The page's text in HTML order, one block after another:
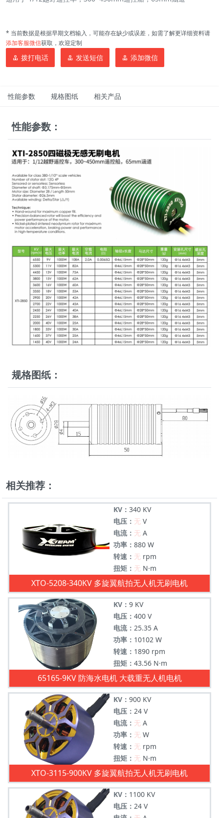
* 当前数据是根据早期文档输入，可能存在缺少或误差，如需了解更详细资料请
添加客服微信获取，欢迎定制
拨打电话 发送短信 添加微信
性能参数 规格图纸 相关产品
性能参数：
规格图纸：
相关推荐：
KV： 340 KV
电压： 无 V
电流： 无 A
功率： 880 W
转速： 无 rpm
扭矩： 无 N·m
XTO-5208-340KV 多旋翼航拍无人机无刷电机
KV： 9 KV
电压： 400 V
电流： 25.35 A
功率： 10102 W
转速： 1890 rpm
扭矩： 43.56 N·m
65165-9KV 防海水电机 大载重无人机电机
KV： 900 KV
电压： 24 V
电流： 无 A
功率： 无 W
转速： 无 rpm
扭矩： 无 N·m
XTO-3115-900KV 多旋翼航拍无人机无刷电机
KV： 1100 KV
电压： 24 V